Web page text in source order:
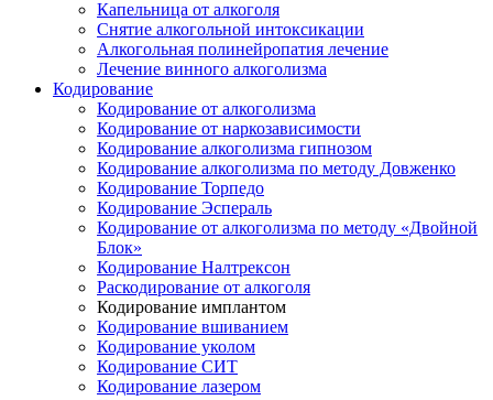
Капельница от алкоголя
Снятие алкогольной интоксикации
Алкогольная полинейропатия лечение
Лечение винного алкоголизма
Кодирование
Кодирование от алкоголизма
Кодирование от наркозависимости
Кодирование алкоголизма гипнозом
Кодирование алкоголизма по методу Довженко
Кодирование Торпедо
Кодирование Эспераль
Кодирование от алкоголизма по методу «Двойной
Блок»
Кодирование Налтрексон
Раскодирование от алкоголя
Кодирование имплантом
Кодирование вшиванием
Кодирование уколом
Кодирование СИТ
Кодирование лазером